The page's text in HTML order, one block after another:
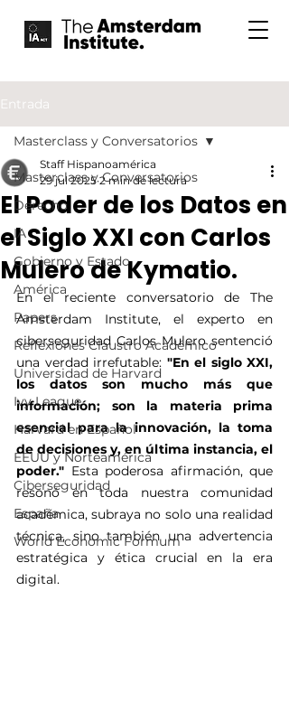
Entrada
Masterclass y Conversatorios
Derecho
IA
Gobierno y Estado
América
Papers
Reflexiones Claustro Académico
Universidad de Harvard
Ivy League
Harvard en Español
EEUU y Norteamérica
Ciberseguridad
España
World Economic Formum
Masterclass y Conversatorios
El Poder de los Datos en
el Siglo XXI con Carlos
Mulero de Kymatio.
Staff Hispanoamérica
29 jul 2025 2 min de lectura
En el reciente conversatorio de The
Amsterdam Institute, el experto en
ciberseguridad Carlos Mulero sentenció
una verdad irrefutable: "En el siglo XXI,
los datos son mucho más que
información; son la materia prima
esencial para la innovación, la toma
de decisiones y, en última instancia, el
poder." Esta poderosa afirmación, que
resonó en toda nuestra comunidad
académica, subraya no solo una realidad
técnica, sino también una advertencia
estratégica y ética crucial en la era
digital.